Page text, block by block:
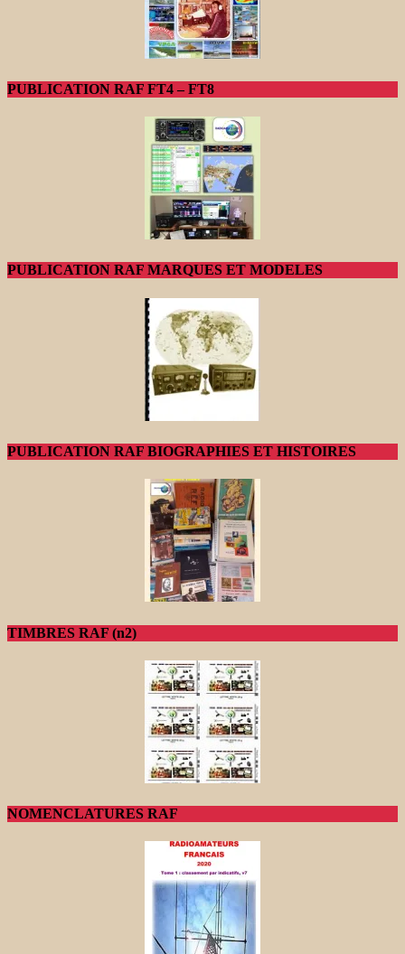
PUBLICATION RAF FT4 – FT8
PUBLICATION RAF MARQUES ET MODELES
PUBLICATION RAF BIOGRAPHIES ET HISTOIRES
TIMBRES RAF (n2)
NOMENCLATURES RAF